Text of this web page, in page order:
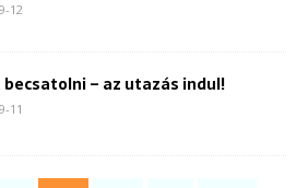
12
becsatolni – az utazás indul!
11